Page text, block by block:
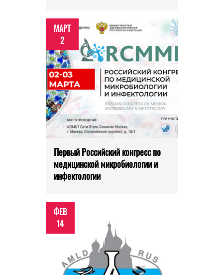
МАРТ
2
Первый Российский конгресс по
медицинской микробиологии и
инфектологии
ФЕВ
14